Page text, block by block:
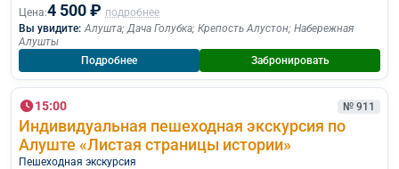
Цена:4 500 ₽ подробнее
Вы увидите: Алушта;Дача Голубка; Крепость Алустон; Набережная
Алушты
Подробнее
Забронировать
15:00 № 911
Индивидуальная пешеходная экскурсия по
Алуште «Листая страницы истории»
Пешеходная экскурcия